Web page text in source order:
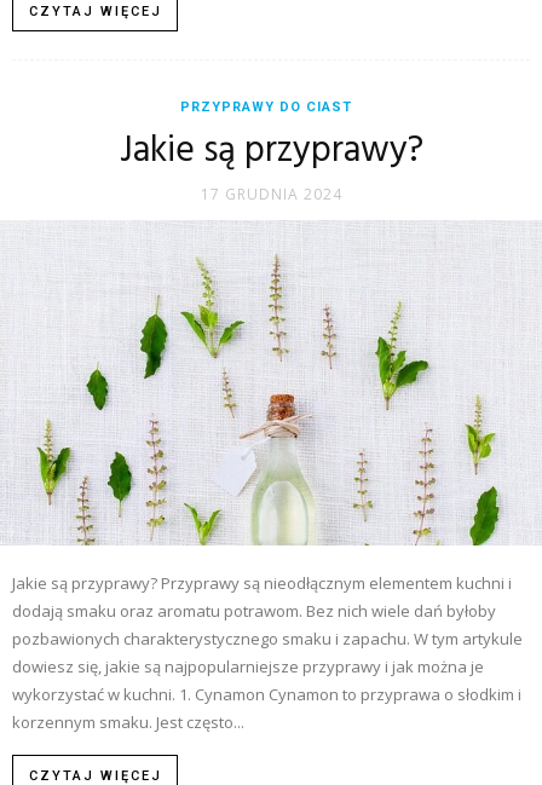
CZYTAJ WIĘCEJ
PRZYPRAWY DO CIAST
Jakie są przyprawy?
17 GRUDNIA 2024
Jakie są przyprawy? Przyprawy są nieodłącznym elementem kuchni i
dodają smaku oraz aromatu potrawom. Bez nich wiele dań byłoby
pozbawionych charakterystycznego smaku i zapachu. W tym artykule
dowiesz się, jakie są najpopularniejsze przyprawy i jak można je
wykorzystać w kuchni. 1. Cynamon Cynamon to przyprawa o słodkim i
korzennym smaku. Jest często...
CZYTAJ WIĘCEJ